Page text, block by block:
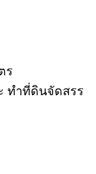
ร
ทำที่ดินจัดสรร